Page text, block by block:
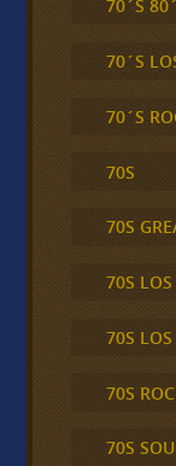
70´S
70´S
70´S
70S
70S
70S LOS
70S
70S
70S